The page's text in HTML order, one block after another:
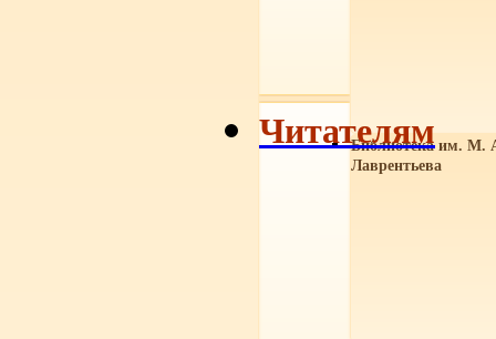
Библиотека им. М.
Лаврентьева
Читателям